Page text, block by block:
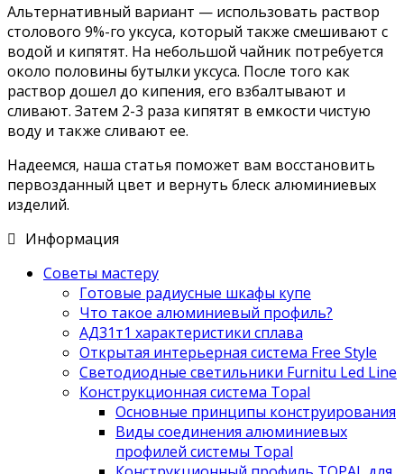
Альтернативный вариант — использовать раствор
столового 9%-го уксуса, который также смешивают с
водой и кипятят. На небольшой чайник потребуется
около половины бутылки уксуса. После того как
раствор дошел до кипения, его взбалтывают и
сливают. Затем 2-3 раза кипятят в емкости чистую
воду и также сливают ее.
Надеемся, наша статья поможет вам восстановить
первозданный цвет и вернуть блеск алюминиевых
изделий.
Информация
Советы мастеру
Готовые радиусные шкафы купе
Что такое алюминиевый профиль?
АД31т1 характеристики сплава
Открытая интерьерная система Free Style
Светодиодные светильники Furnitu Led Line
Конструкционная система Topal
Основные принципы конструирования
Виды соединения алюминиевых
профилей системы Topal